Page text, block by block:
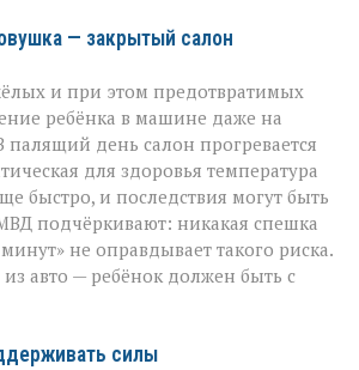
— закрытый салон
и при этом предотвратимых
ребёнка в машине даже на
палящий день салон прогревается
для здоровья температура
быстро, и последствия могут быть
подчёркивают: никакая спешка
не оправдывает такого риска.
авто — ребёнок должен быть с
силы